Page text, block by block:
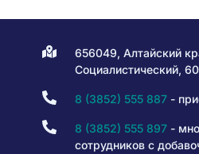
656049, Алтайский
Социалистический, 60
8 (3852) 555 887-
8 (3852) 555 897-
сотрудников с